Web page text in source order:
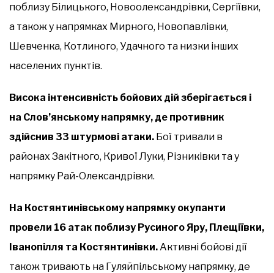
поблизу Білицького, Новоолександрівки, Сергіївки,
а також у напрямках Мирного, Новопавлівки,
Шевченка, Котлиного, Удачного та низки інших
населених пунктів.
Висока інтенсивність бойових дій зберігається і
на Слов’янському напрямку, де противник
здійснив 33 штурмові атаки. Бої тривали в
районах Закітного, Кривої Луки, Різниківки та у
напрямку Рай-Олександрівки.
На Костянтинівському напрямку окупанти
провели 16 атак поблизу Русиного Яру, Плещіївки,
Іванопілля та Костянтинівки.Активні бойові дії
також тривають на Гуляйпільському напрямку, де